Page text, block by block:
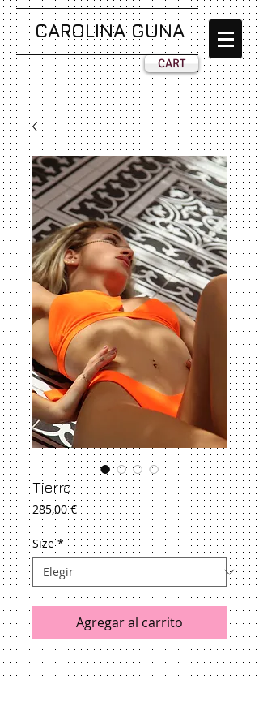
CAROLINA GUNA
CART
Tierra
285,00 €Precio
Size *
Agregar al carrito